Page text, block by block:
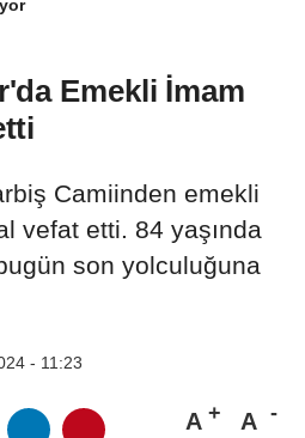
Emekli İmam
Camiinden emekli
vefat etti. 84 yaşında
son yolculuğuna
- 11:23
A A